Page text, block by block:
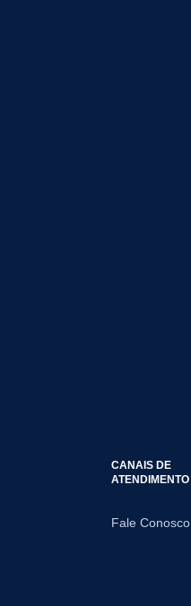
CANAIS DE
ATENDIMENTO
Fale Conosco